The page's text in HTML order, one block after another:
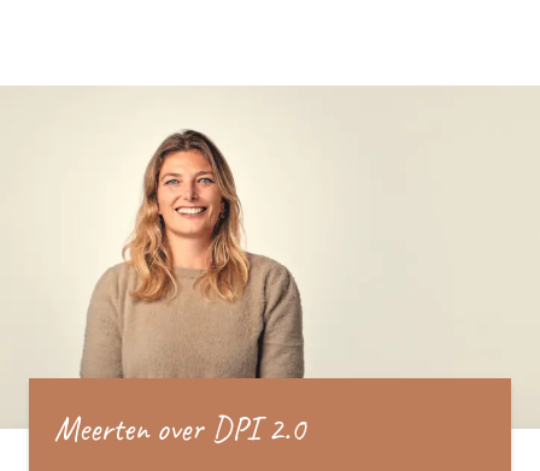
Meerten over DPI 2.0
Meerten over DPI 2.0
Meerten over DPI 2.0